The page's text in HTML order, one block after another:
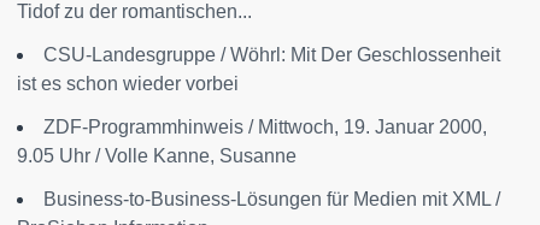
Tidof zu der romantischen...
CSU-Landesgruppe / Wöhrl: Mit Der Geschlossenheit
ist es schon wieder vorbei
ZDF-Programmhinweis / Mittwoch, 19. Januar 2000,
9.05 Uhr / Volle Kanne, Susanne
Business-to-Business-Lösungen für Medien mit XML /